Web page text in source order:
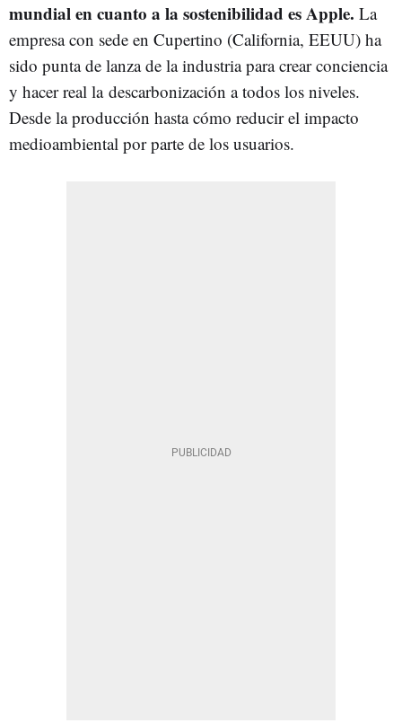
mundial en cuanto a la sostenibilidad es Apple. La
empresa con sede en Cupertino (California, EEUU) ha
sido punta de lanza de la industria para crear conciencia
y hacer real la descarbonización a todos los niveles.
Desde la producción hasta cómo reducir el impacto
medioambiental por parte de los usuarios.